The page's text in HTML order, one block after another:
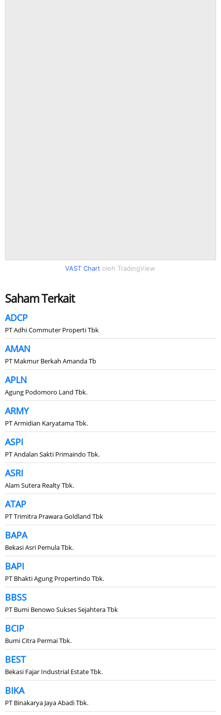
VAST Chart oleh TradingView
Saham Terkait
ADCP
PT Adhi Commuter Properti Tbk
AMAN
PT Makmur Berkah Amanda Tb
APLN
Agung Podomoro Land Tbk.
ARMY
PT Armidian Karyatama Tbk.
ASPI
PT Andalan Sakti Primaindo Tbk.
ASRI
Alam Sutera Realty Tbk.
ATAP
PT Trimitra Prawara Goldland Tbk
BAPA
Bekasi Asri Pemula Tbk.
BAPI
PT Bhakti Agung Propertindo Tbk.
BBSS
PT Bumi Benowo Sukses Sejahtera Tbk
BCIP
Bumi Citra Permai Tbk.
BEST
Bekasi Fajar Industrial Estate Tbk.
BIKA
PT Binakarya Jaya Abadi Tbk.